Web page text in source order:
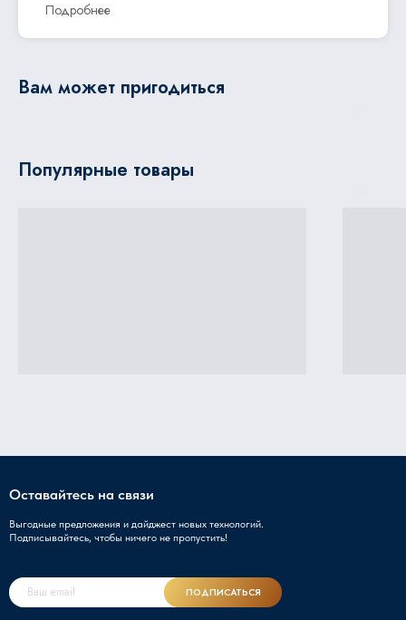
Подробнее
Вам может пригодиться
Популярные товары
Оставайтесь на связи
Выгодные предложения и дайджест новых технологий.
Подписывайтесь, чтобы ничего не пропустить!
ПОДПИСАТЬСЯ